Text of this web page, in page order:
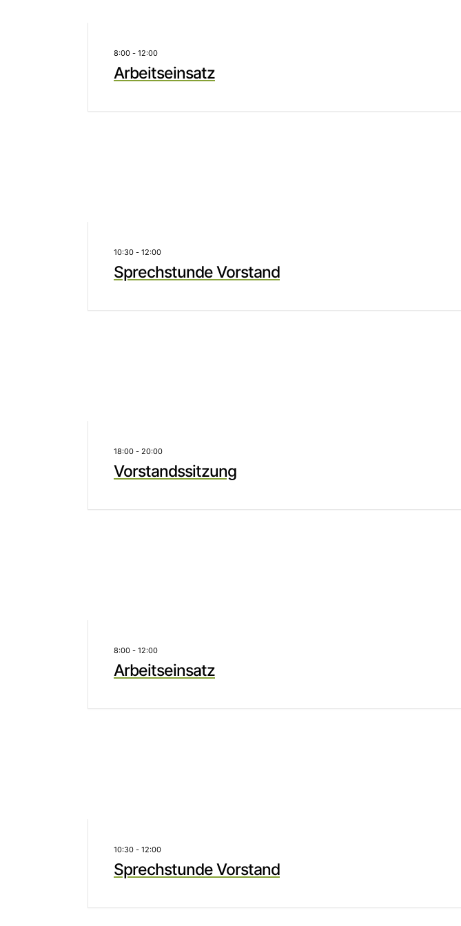
8:00 - 12:00
Arbeitseinsatz
10:30 - 12:00
Sprechstunde Vorstand
18:00 - 20:00
Vorstandssitzung
8:00 - 12:00
Arbeitseinsatz
10:30 - 12:00
Sprechstunde Vorstand